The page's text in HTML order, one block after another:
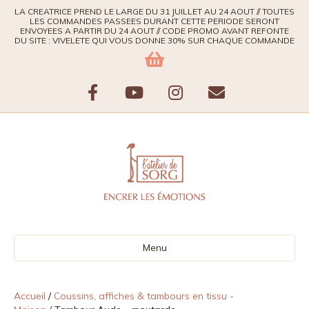
LA CREATRICE PREND LE LARGE DU 31 JUILLET AU 24 AOUT // TOUTES
LES COMMANDES PASSEES DURANT CETTE PERIODE SERONT
ENVOYEES A PARTIR DU 24 AOUT // CODE PROMO AVANT REFONTE
DU SITE : VIVELETE QUI VOUS DONNE 30% SUR CHAQUE COMMANDE
F
o
o
Y
u
t
b
e
I
s
t
g
r
E
Menu
Accueil / Coussins, affiches & tambours en tissu -